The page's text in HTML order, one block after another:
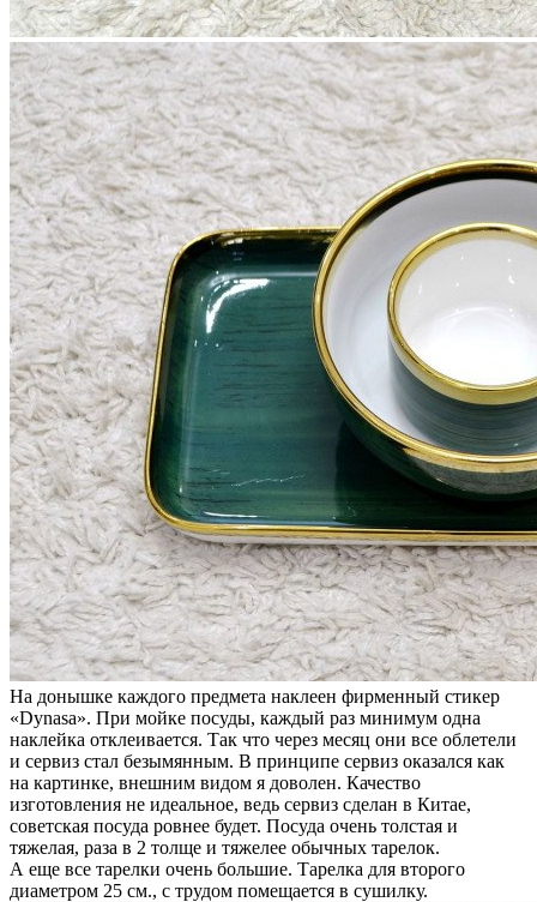
На донышке каждого предмета наклеен фирменный стикер
«Dynasa». При мойке посуды, каждый раз минимум одна
наклейка отклеивается. Так что через месяц они все облетели
и сервиз стал безымянным. В принципе сервиз оказался как
на картинке, внешним видом я доволен. Качество
изготовления не идеальное, ведь сервиз сделан в Китае,
советская посуда ровнее будет. Посуда очень толстая и
тяжелая, раза в 2 толще и тяжелее обычных тарелок.
А еще все тарелки очень большие. Тарелка для второго
диаметром 25 см., с трудом помещается в сушилку.